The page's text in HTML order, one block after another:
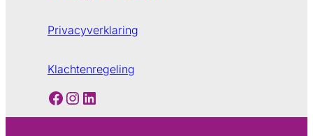
Privacyverklaring
Klachtenregeling
Facebook Instagram LinkedIn